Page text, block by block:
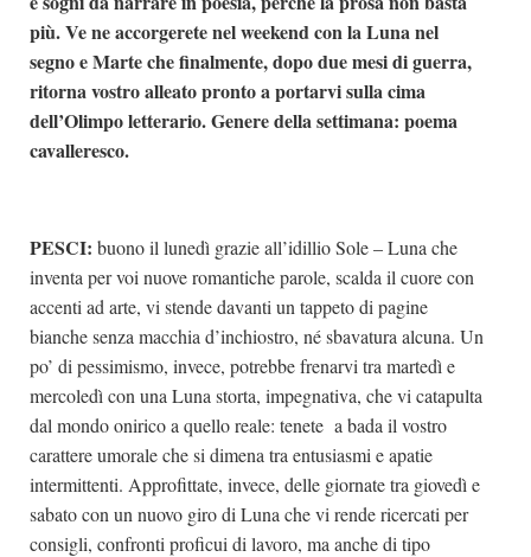
più. Ve ne accorgerete nel weekend con la Luna nel
segno e Marte che finalmente, dopo due mesi di guerra,
ritorna vostro alleato pronto a portarvi sulla cima
dell’Olimpo letterario.Genere della settimana: poema
cavalleresco.
PESCI: buono il lunedì grazie all’idillio Sole – Luna che
inventa per voi nuove romantiche parole, scalda il cuore con
accenti ad arte, vi stende davanti un tappeto di pagine
bianche senza macchia d’inchiostro, né sbavatura alcuna. Un
po’ di pessimismo, invece, potrebbe frenarvi tra martedì e
mercoledì con una Luna storta, impegnativa, che vi catapulta
dal mondo onirico a quello reale: tenete a bada il vostro
carattere umorale che si dimena tra entusiasmi e apatie
intermittenti. Approfittate, invece, delle giornate tra giovedì e
sabato con un nuovo giro di Luna che vi rende ricercati per
consigli, confronti proficui di lavoro, ma anche di tipo